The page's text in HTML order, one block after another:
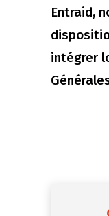
Entraid,
intégrer